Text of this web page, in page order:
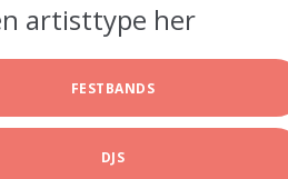
artisttype her
FESTBANDS
DJS